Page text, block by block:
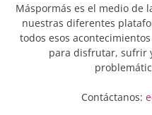
Máspormás es el medio de
nuestras diferentes
todos esos
para disfrutar, sufrir
Contáctanos: